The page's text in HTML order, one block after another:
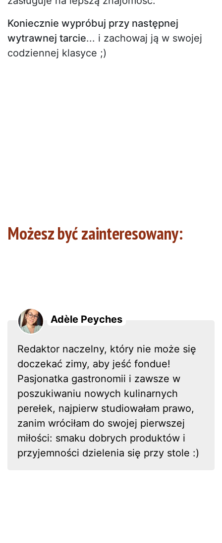
Koniecznie wypróbuj przy następnej
wytrawnej tarcie... i zachowaj ją w swojej
codziennej klasyce ;)
Możesz być zainteresowany:
Adèle Peyches
Redaktor naczelny, który nie może się
doczekać zimy, aby jeść fondue!
Pasjonatka gastronomii i zawsze w
poszukiwaniu nowych kulinarnych
perełek, najpierw studiowałam prawo,
zanim wróciłam do swojej pierwszej
miłości: smaku dobrych produktów i
przyjemności dzielenia się przy stole :)